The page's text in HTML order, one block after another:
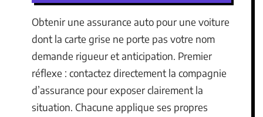
Obtenir une assurance auto pour une voiture
dont la carte grise ne porte pas votre nom
demande rigueur et anticipation. Premier
réflexe : contactez directement la compagnie
d’assurance pour exposer clairement la
situation. Chacune applique ses propres